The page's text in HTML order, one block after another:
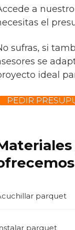
a
el
sufras, si
se
ideal
PEDIR
parquet
parquet